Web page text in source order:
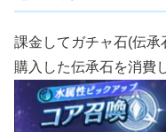
課金してガチャ石(伝承
購入した伝承石を消費